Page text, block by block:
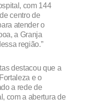
com 144
centro de
atender o
a Granja
região.”
destacou que a
e o
a rede de
com a abertura de